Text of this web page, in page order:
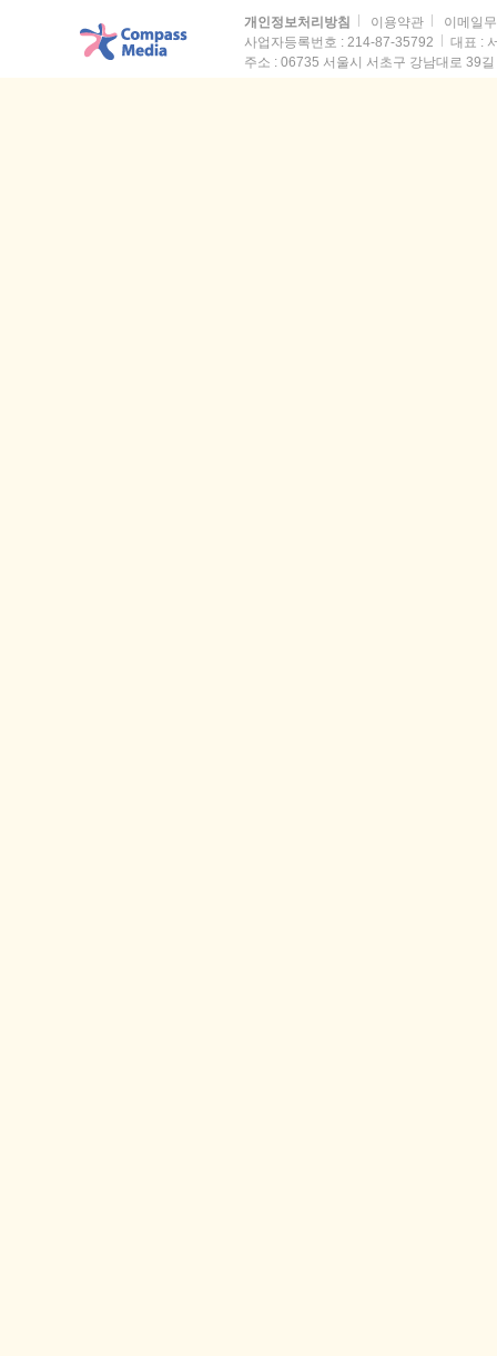
개인정보처리방침 이용약관
이메일
사업자등록번호 : 214-87-35792
대표 :
주소 : 06735 서울시 서초구 강남대로 39